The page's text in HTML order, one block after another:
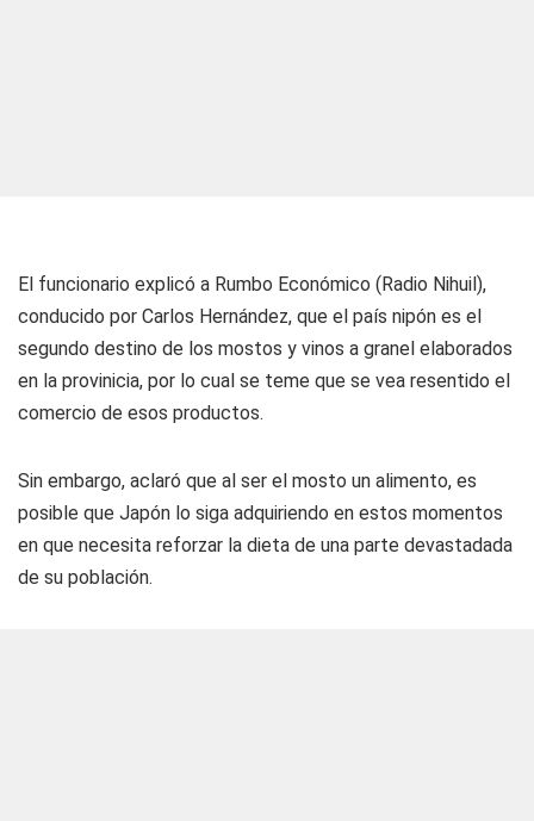
El funcionario explicó a Rumbo Económico (Radio Nihuil),
conducido por Carlos Hernández, que el país nipón es el
segundo destino de los mostos y vinos a granel elaborados
en la provinicia, por lo cual se teme que se vea resentido el
comercio de esos productos.
Sin embargo, aclaró que al ser el mosto un alimento, es
posible que Japón lo siga adquiriendo en estos momentos
en que necesita reforzar la dieta de una parte devastadada
de su población.